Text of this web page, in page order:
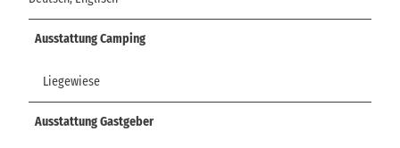
Ausstattung Camping
Liegewiese
Ausstattung Gastgeber